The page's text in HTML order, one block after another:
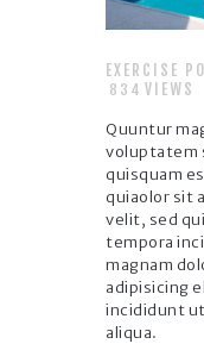
EXERCISE
834 VIEWS
Quuntur
voluptatem
quisquam
quiaolor sit
velit, sed
tempora
magnam
adipisicing
incididunt
aliqua.